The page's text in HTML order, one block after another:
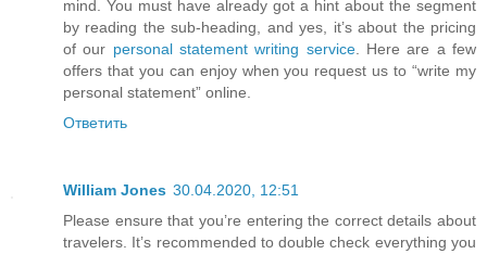
mind. You must have already got a hint about the segment
by reading the sub-heading, and yes, it’s about the pricing
of our personal statement writing service. Here are a few
offers that you can enjoy when you request us to “write my
personal statement” online.
Ответить
William Jones 30.04.2020, 12:51
Please ensure that you’re entering the correct details about
travelers. It’s recommended to double check everything you